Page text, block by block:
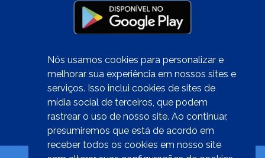
Nós usamos cookies para personalizar e
melhorar sua experiência em nossos sites e
serviços. Isso inclui cookies de sites de
mídia social de terceiros, que podem
rastrear o uso de nosso site. Ao continuar,
presumiremos que está de acordo em
receber todos os cookies em nosso site
Quer trabalhar conosco?
clique aqui